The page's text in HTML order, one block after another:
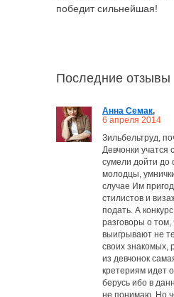
победит сильнейшая!
Последние отзывы
Анна Семак,
6 апреля 2014
Зильбельтруд,
Девчонки учатся
сумели дойти до
молодцы,
случае Им
стилистов и
подать. А
разговоры о том,
выигрывают не
своих знакомых,
из девчонок
кретериям идет
берусь ибо в
не понимаю. Но